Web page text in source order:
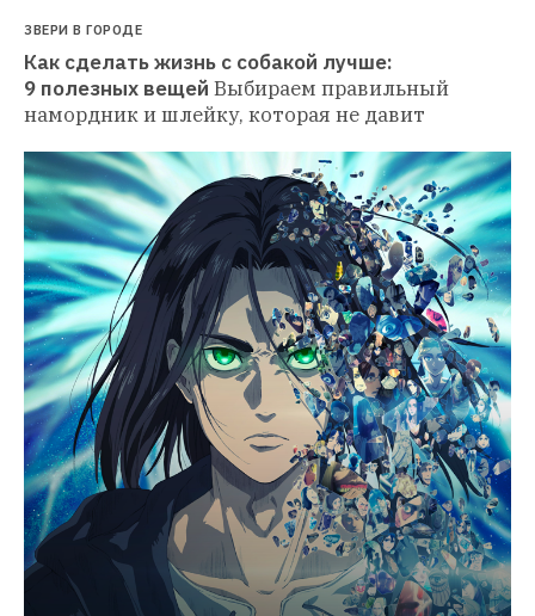
ЗВЕРИ В ГОРОДЕ
Как сделать жизнь с собакой лучше:
9 полезных вещей Выбираем правильный
намордник и шлейку, которая не давит